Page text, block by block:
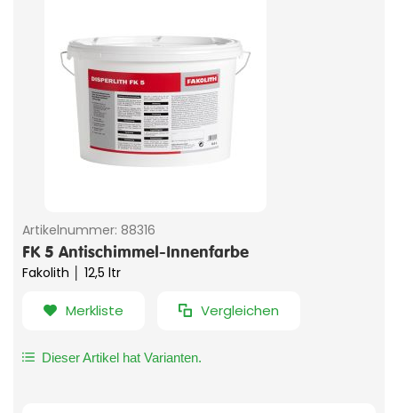
Artikelnummer: 88316
FK 5 Antischimmel-Innenfarbe
Fakolith │ 12,5 ltr
Merkliste Vergleichen
Dieser Artikel hat Varianten.